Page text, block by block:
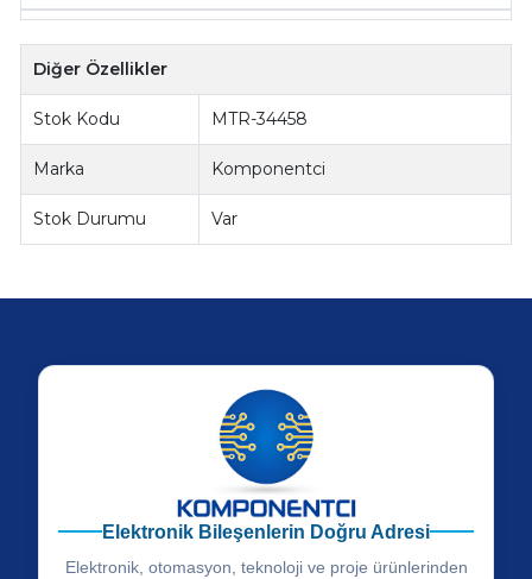
Diğer Özellikler
Stok Kodu MTR-34458
Marka Komponentci
Stok Durumu Var
Elektronik Bileşenlerin Doğru Adresi
Elektronik, otomasyon, teknoloji ve proje ürünlerinden